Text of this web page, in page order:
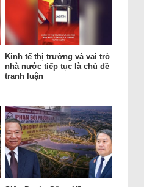
Kinh tế thị trường và vai trò
nhà nước tiếp tục là chủ đề
tranh luận